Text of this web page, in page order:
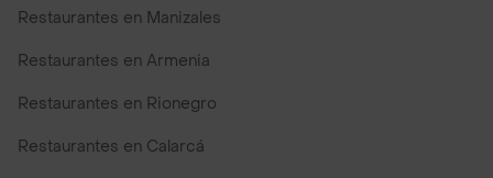
Restaurantes en Manizales
Restaurantes en Armenia
Restaurantes en Rionegro
Restaurantes en Calarcá